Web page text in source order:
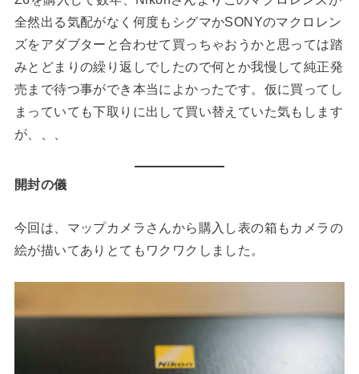
全然出る気配がなく何度もシグマかSONYのマクロレン
ズをアダブターと合わせて買っちゃおうかと思っては踏
みとどまりの繰り返しでしたので何とか我慢して純正発
売まで待つ事ができ本当によかったです。仮に買ってし
まっていても下取りに出して買い替えていた気もします
が、、、
開封の儀
今回は、マップカメラさんから購入し表の箱もカメラの
絵が描いてありとてもワクワクしました。